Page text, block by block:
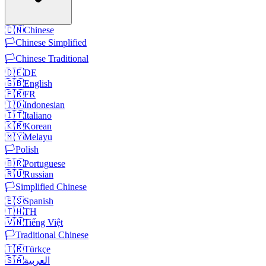
🇨🇳Chinese
🏳️Chinese Simplified
🏳️Chinese Traditional
🇩🇪DE
🇬🇧English
🇫🇷FR
🇮🇩Indonesian
🇮🇹Italiano
🇰🇷Korean
🇲🇾Melayu
🏳️Polish
🇧🇷Portuguese
🇷🇺Russian
🏳️Simplified Chinese
🇪🇸Spanish
🇹🇭TH
🇻🇳Tiếng Việt
🏳️Traditional Chinese
🇹🇷Türkçe
🇸🇦العربية